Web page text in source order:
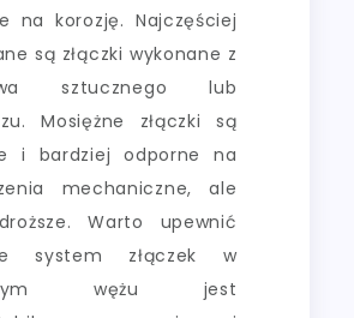
na korozję. Najczęściej
są złączki wykonane z
sztucznego lub
Mosiężne złączki są
i bardziej odporne na
mechaniczne, ale
Warto upewnić
system złączek w
wężu jest